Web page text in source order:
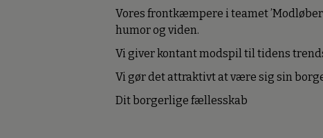
Vores frontkæmpere i teamet
humor og viden.
Vi giver kontant modspil til tidens
Vi gør det attraktivt at være sig sin
Dit borgerlige fællesskab